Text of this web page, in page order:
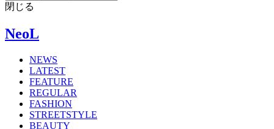
閉じる
NeoL
NEWS
LATEST
FEATURE
REGULAR
FASHION
STREETSTYLE
BEAUTY